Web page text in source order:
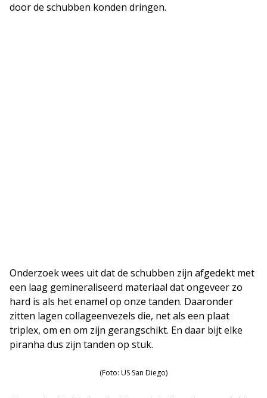
door de schubben konden dringen.
Onderzoek wees uit dat de schubben zijn afgedekt met
een laag gemineraliseerd materiaal dat ongeveer zo
hard is als het enamel op onze tanden. Daaronder
zitten lagen collageenvezels die, net als een plaat
triplex, om en om zijn gerangschikt. En daar bijt elke
piranha dus zijn tanden op stuk.
(Foto: US San Diego)